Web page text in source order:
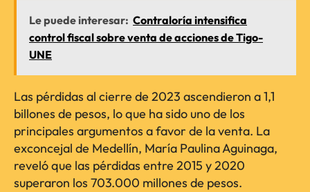
Le puede interesar: Contraloría intensifica
control fiscal sobre venta de acciones de Tigo-
UNE
Las pérdidas al cierre de 2023 ascendieron a 1,1
billones de pesos, lo que ha sido uno de los
principales argumentos a favor de la venta. La
exconcejal de Medellín, María Paulina Aguinaga,
reveló que las pérdidas entre 2015 y 2020
superaron los 703.000 millones de pesos.